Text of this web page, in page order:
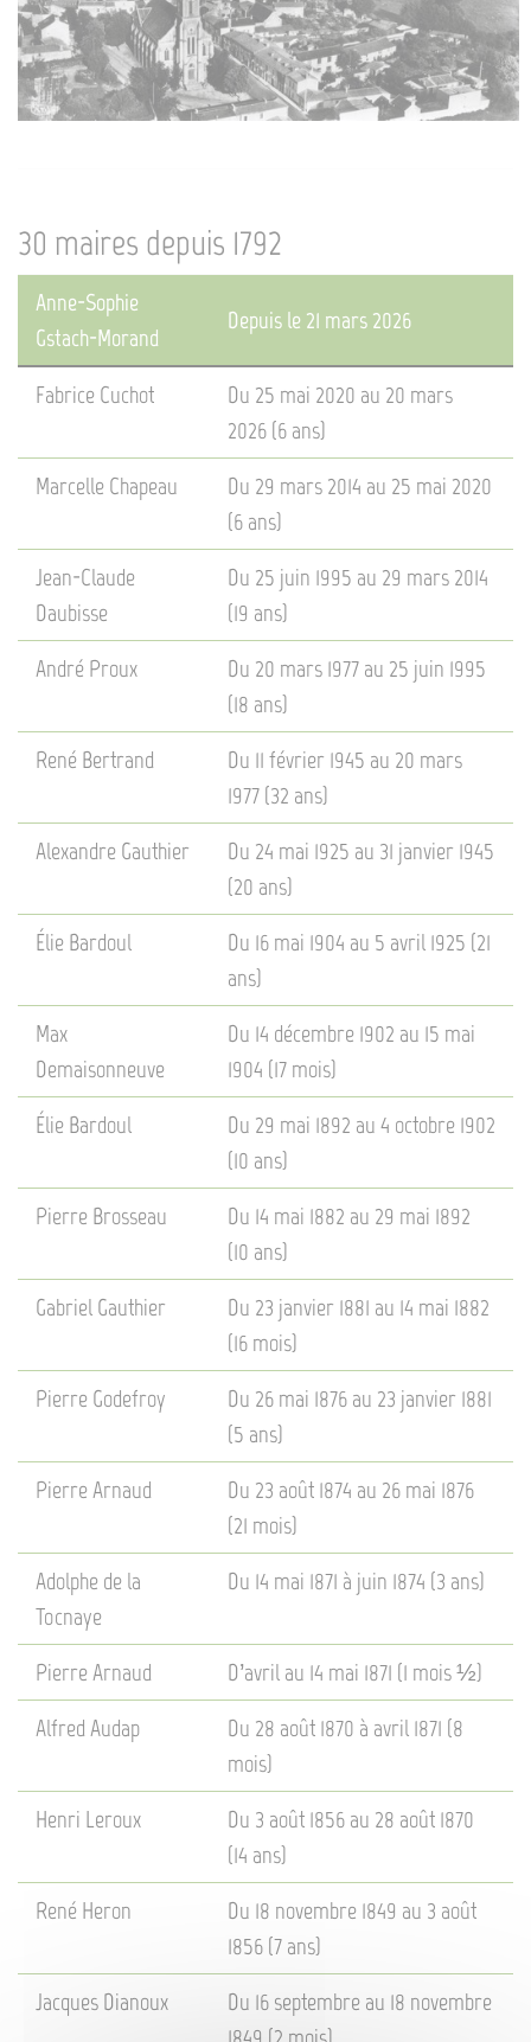
30 maires depuis 1792
Anne-Sophie
Gstach-Morand
Depuis le 21 mars 2026
Fabrice Cuchot
Du 25 mai 2020 au 20 mars
2026 (6 ans)
Marcelle Chapeau
Du 29 mars 2014 au 25 mai 2020
(6 ans)
Jean-Claude
Daubisse
Du 25 juin 1995 au 29 mars 2014
(19 ans)
André Proux
Du 20 mars 1977 au 25 juin 1995
(18 ans)
René Bertrand
Du 11 février 1945 au 20 mars
1977 (32 ans)
Alexandre Gauthier
Du 24 mai 1925 au 31 janvier 1945
(20 ans)
Élie Bardoul
Du 16 mai 1904 au 5 avril 1925 (21
ans)
Max
Demaisonneuve
Du 14 décembre 1902 au 15 mai
1904 (17 mois)
Élie Bardoul
Du 29 mai 1892 au 4 octobre 1902
(10 ans)
Pierre Brosseau
Du 14 mai 1882 au 29 mai 1892
(10 ans)
Gabriel Gauthier
Du 23 janvier 1881 au 14 mai 1882
(16 mois)
Pierre Godefroy
Du 26 mai 1876 au 23 janvier 1881
(5 ans)
Pierre Arnaud
Du 23 août 1874 au 26 mai 1876
(21 mois)
Adolphe de la
Tocnaye
Du 14 mai 1871 à juin 1874 (3 ans)
Pierre Arnaud
D’avril au 14 mai 1871 (1 mois ½)
Alfred Audap
Du 28 août 1870 à avril 1871 (8
mois)
Henri Leroux
Du 3 août 1856 au 28 août 1870
(14 ans)
René Heron
Du 18 novembre 1849 au 3 août
1856 (7 ans)
Jacques Dianoux
Du 16 septembre au 18 novembre